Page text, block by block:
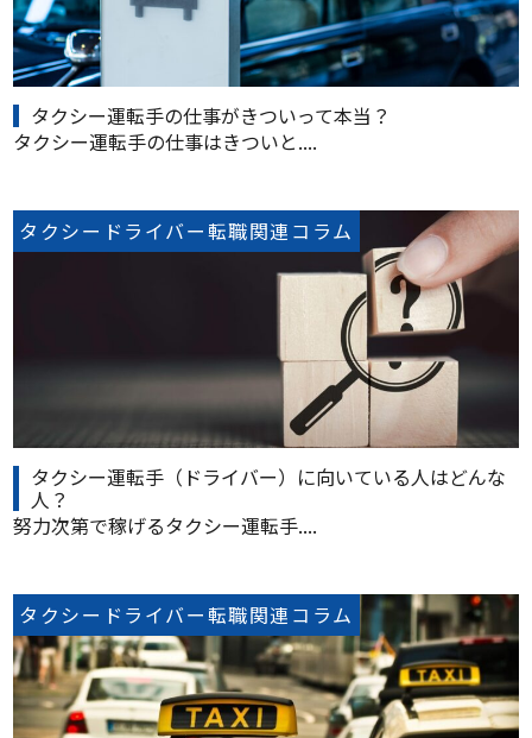
タクシー運転手の仕事がきついって本当？
タクシー運転手の仕事はきついと....
タクシードライバー転職関連コラム
タクシー運転手（ドライバー）に向いている人はどんな
人？
努力次第で稼げるタクシー運転手....
タクシードライバー転職関連コラム